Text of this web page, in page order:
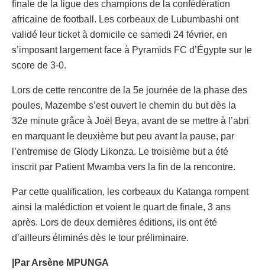
finale de la ligue des champions de la confédération
africaine de football. Les corbeaux de Lubumbashi ont
validé leur ticket à domicile ce samedi 24 février, en
s’imposant largement face à Pyramids FC d’Égypte sur le
score de 3-0.
Lors de cette rencontre de la 5e journée de la phase des
poules, Mazembe s’est ouvert le chemin du but dès la
32e minute grâce à Joël Beya, avant de se mettre à l’abri
en marquant le deuxième but peu avant la pause, par
l’entremise de Glody Likonza. Le troisième but a été
inscrit par Patient Mwamba vers la fin de la rencontre.
Par cette qualification, les corbeaux du Katanga rompent
ainsi la malédiction et voient le quart de finale, 3 ans
après. Lors de deux dernières éditions, ils ont été
d’ailleurs éliminés dès le tour préliminaire.
|Par Arsène MPUNGA